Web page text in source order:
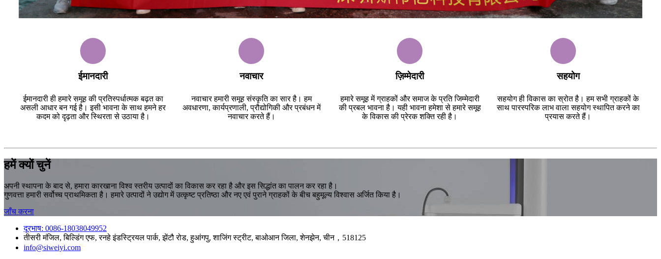
ईमानदारी
ईमानदारी ही हमारे समूह की प्रतिस्पर्धात्मक बढ़त का
असली आधार बन गई है। इसी भावना के साथ हमने हर
कदम को दृढ़ता और स्थिरता से उठाया है।
नवाचार
नवाचार हमारी समूह संस्कृति का सार है। हम
अवधारणा, कार्यप्रणाली, प्रौद्योगिकी और प्रबंधन में
नवाचार करते हैं।
ज़िम्मेदारी
हमारे समूह में ग्राहकों और समाज के प्रति जिम्मेदारी
की प्रबल भावना है। यही भावना हमेशा से हमारे समूह
के विकास की प्रेरक शक्ति रही है।
सहयोग
सहयोग ही विकास का स्रोत है। हम सभी ग्राहकों के
साथ पारस्परिक लाभ वाला सहयोग स्थापित करने का
प्रयास करते हैं।
हमें क्यों चुनें
अपनी स्थापना के बाद से, हमारा कारखाना विश्व स्तरीय उत्पादों का विकास कर रहा है और इस सिद्धांत का पालन कर रहा है।
गुणवत्ता हमारी सर्वोच्च प्राथमिकता है। हमारे उत्पादों ने उद्योग में उत्कृष्ट प्रतिष्ठा और नए एवं पुराने ग्राहकों के बीच बहुमूल्य विश्वास अर्जित किया है।
जाँच करना
दूरभाष: 0086-18038049952
तीसरी मंजिल, बिल्डिंग एफ, रनहे इंडस्ट्रियल पार्क, झेंटौ रोड, हुआंगपु, शाजिंग स्ट्रीट, बाओआन जिला, शेनझेन, चीन，518125
info@siweiyi.com